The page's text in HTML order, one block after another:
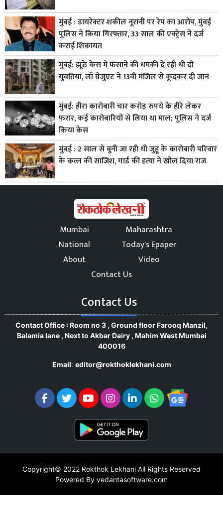
मुंबई : डायरेक्टर शकील नूरानी पर रेप का आरोप, मुंबई
पुलिस ने किया गिरफ्तार, 33 साल की एक्ट्रेस ने दर्ज
कराई शिकायत
मुंबई: झूठे केस में फंसाने की धमकी दे रही थीं दो
युवतियां, लॉ ग्रेजुएट ने 13वीं मंजिल से कूदकर दी जान
मुंबई: हीरा कारोबारी चार करोड़ रुपये के हीरे लेकर
फरार, कई कारोबारियों से लिया था माल; पुलिस ने दर्ज
किया केस
मुंबई : 2 साल से बुनी जा रही थी जुहू के कारोबारी परिवार
के कत्ल की साजिश, गार्ड की हत्या ने खोल दिया राज
Mumbai
Maharashtra
National
Today's Epaper
About
Video
Contact Us
Contact Us
Contact Office : Room no 3 , Ground floor Farooq Manzil,
Balamia lane , Next to Akbar Dairy , Mahim West Mumbai
400016
Email: editor@rokthoklekhani.com
Copyright© 2022 Rokthok Lekhani All Rights Reserved
Powered By vedantasoftware.com